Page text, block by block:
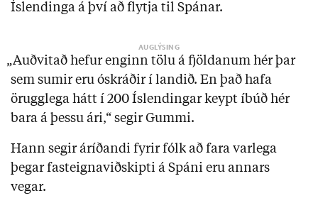
Íslendinga á því að flytja til Spánar.
„Auðvitað hefur enginn tölu á fjöldanum hér þar
sem sumir eru óskráðir í landið. En það hafa
örugglega hátt í 200 Íslendingar keypt íbúð hér
bara á þessu ári,“ segir Gummi.
Hann segir áríðandi fyrir fólk að fara varlega
þegar fasteignaviðskipti á Spáni eru annars
vegar.